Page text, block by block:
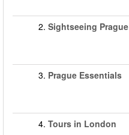
2. Sightseeing Prague
3. Prague Essentials
4. Tours in London